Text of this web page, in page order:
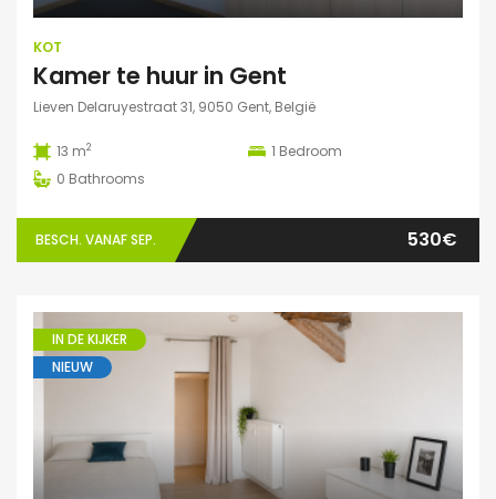
KOT
Kamer te huur in Gent
Lieven Delaruyestraat 31, 9050 Gent, België
13 m2 1 Bedroom
0 Bathrooms
BESCH. VANAF SEP. 530€
IN DE KIJKER
NIEUW